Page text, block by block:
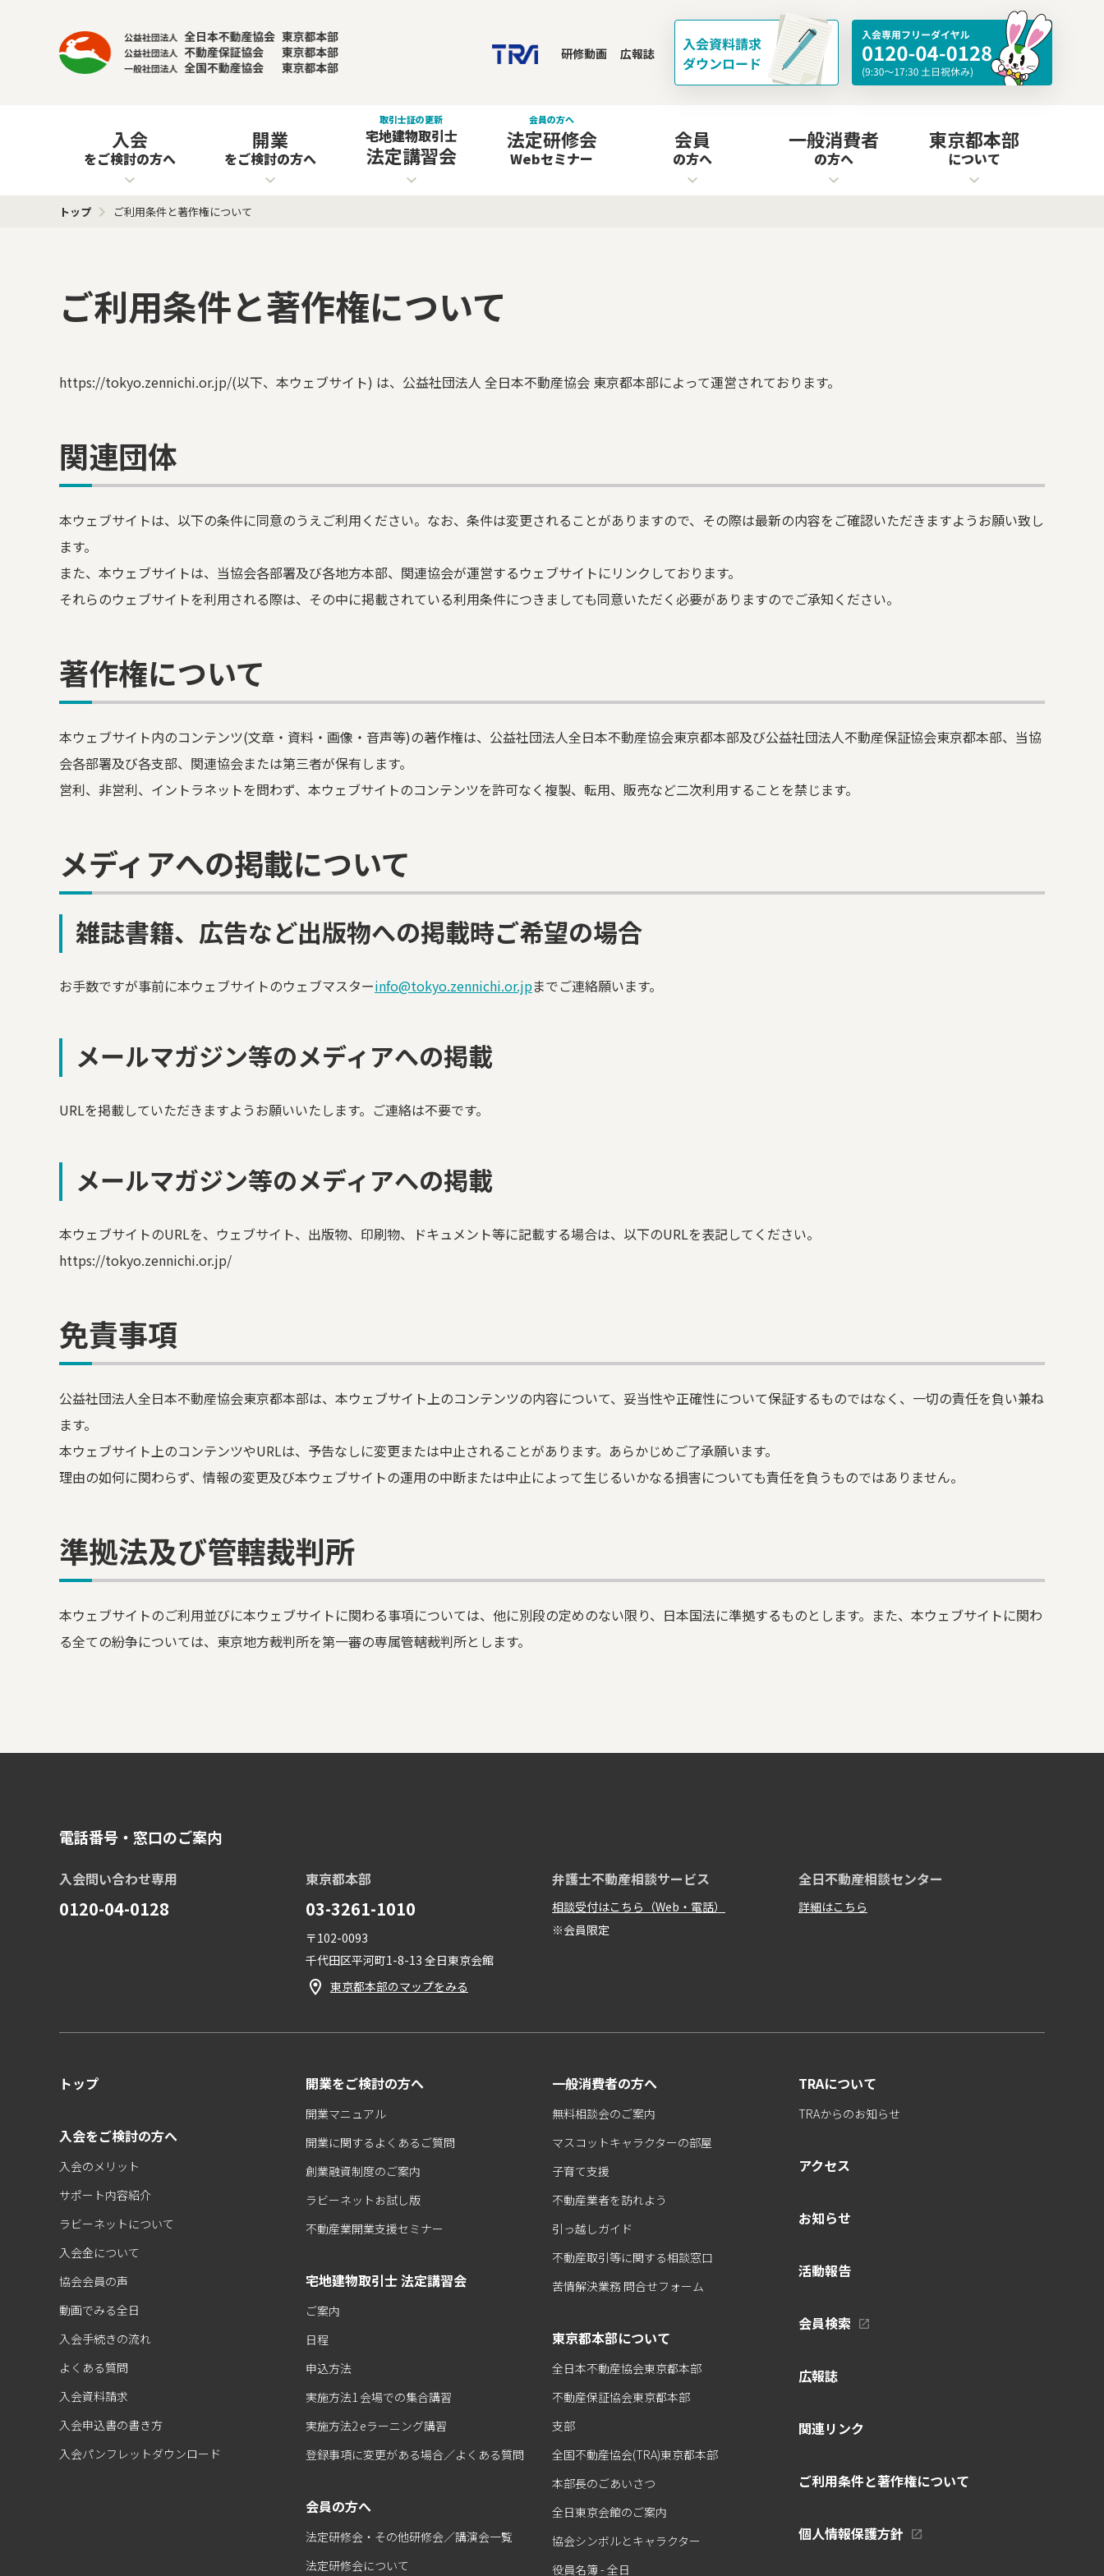
研修動画 広報誌
入会
をご検討の方へ
開業
をご検討の方へ
取引士証の更新
宅地建物取引士
法定講習会
会員の方へ
法定研修会
Webセミナー
会員
の方へ
一般消費者
の方へ
東京都本部
について
トップ ご利用条件と著作権について
ご利用条件と著作権について
https://tokyo.zennichi.or.jp/(以下、本ウェブサイト) は、公益社団法人 全日本不動産協会 東京都本部によって運営されております。
関連団体
本ウェブサイトは、以下の条件に同意のうえご利用ください。なお、条件は変更されることがありますので、その際は最新の内容をご確認いただきますようお願い致し
ます。
また、本ウェブサイトは、当協会各部署及び各地方本部、関連協会が運営するウェブサイトにリンクしております。
それらのウェブサイトを利用される際は、その中に掲載されている利用条件につきましても同意いただく必要がありますのでご承知ください。
著作権について
本ウェブサイト内のコンテンツ(文章・資料・画像・音声等)の著作権は、公益社団法人全日本不動産協会東京都本部及び公益社団法人不動産保証協会東京都本部、当協
会各部署及び各支部、関連協会または第三者が保有します。
営利、非営利、イントラネットを問わず、本ウェブサイトのコンテンツを許可なく複製、転用、販売など二次利用することを禁じます。
メディアへの掲載について
雑誌書籍、広告など出版物への掲載時ご希望の場合
お手数ですが事前に本ウェブサイトのウェブマスターinfo@tokyo.zennichi.or.jpまでご連絡願います。
メールマガジン等のメディアへの掲載
URLを掲載していただきますようお願いいたします。ご連絡は不要です。
メールマガジン等のメディアへの掲載
本ウェブサイトのURLを、ウェブサイト、出版物、印刷物、ドキュメント等に記載する場合は、以下のURLを表記してください。
https://tokyo.zennichi.or.jp/
免責事項
公益社団法人全日本不動産協会東京都本部は、本ウェブサイト上のコンテンツの内容について、妥当性や正確性について保証するものではなく、一切の責任を負い兼ね
ます。
本ウェブサイト上のコンテンツやURLは、予告なしに変更または中止されることがあります。あらかじめご了承願います。
理由の如何に関わらず、情報の変更及び本ウェブサイトの運用の中断または中止によって生じるいかなる損害についても責任を負うものではありません。
準拠法及び管轄裁判所
本ウェブサイトのご利用並びに本ウェブサイトに関わる事項については、他に別段の定めのない限り、日本国法に準拠するものとします。また、本ウェブサイトに関わ
る全ての紛争については、東京地方裁判所を第一審の専属管轄裁判所とします。
電話番号・窓口のご案内
入会問い合わせ専用
0120-04-0128
東京都本部
03-3261-1010
〒102-0093
千代田区平河町1-8-13 全日東京会館
東京都本部のマップをみる
弁護士不動産相談サービス
相談受付はこちら（Web・電話）
※会員限定
全日不動産相談センター
詳細はこちら
トップ
入会をご検討の方へ
入会のメリット
サポート内容紹介
ラビーネットについて
入会金について
協会会員の声
動画でみる全日
入会手続きの流れ
よくある質問
入会資料請求
入会申込書の書き方
入会パンフレットダウンロード
開業をご検討の方へ
開業マニュアル
開業に関するよくあるご質問
創業融資制度のご案内
ラビーネットお試し版
不動産業開業支援セミナー
宅地建物取引士 法定講習会
ご案内
日程
申込方法
実施方法1 会場での集合講習
実施方法2 eラーニング講習
登録事項に変更がある場合／よくある質問
会員の方へ
法定研修会・その他研修会／講演会一覧
法定研修会について
一般消費者の方へ
無料相談会のご案内
マスコットキャラクターの部屋
子育て支援
不動産業者を訪れよう
引っ越しガイド
不動産取引等に関する相談窓口
苦情解決業務 問合せフォーム
東京都本部について
全日本不動産協会東京都本部
不動産保証協会東京都本部
支部
全国不動産協会(TRA)東京都本部
本部長のごあいさつ
全日東京会館のご案内
協会シンボルとキャラクター
役員名簿 - 全日
TRAについて
TRAからのお知らせ
アクセス
お知らせ
活動報告
会員検索
広報誌
関連リンク
ご利用条件と著作権について
個人情報保護方針